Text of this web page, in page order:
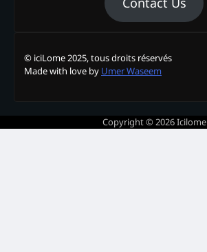
© iciLome 2025, tous droits réservés
Made with love by Umer Waseem
Copyright © 2026Icilome